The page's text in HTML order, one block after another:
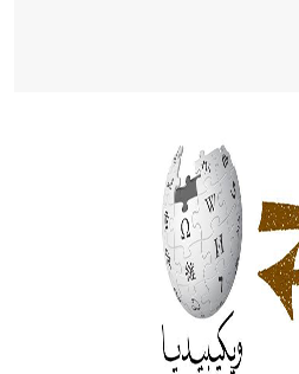
ورسالته في جروح الرأس. ويعود
الدين والفلسفة.
حيواني يتكون في البحر ويتركب
وهو أحمر أو شديد الحمرة وهو
الحجم ويسمى الش